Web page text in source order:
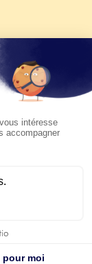
de KTO
Léon
KTO le
et
2026